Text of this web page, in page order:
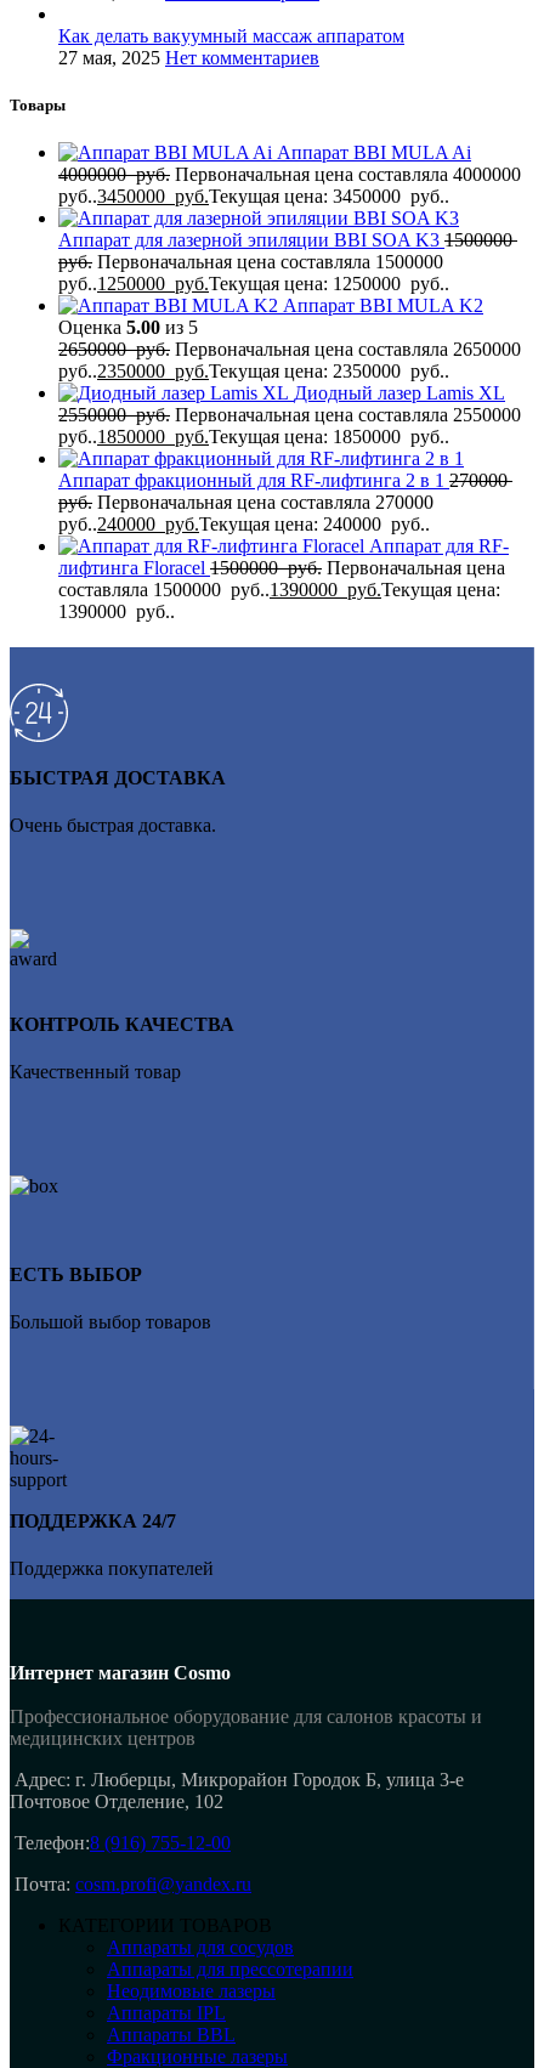
Как делать вакуумный массаж аппаратом
27 мая, 2025 Нет комментариев
Товары
Аппарат BBI MULA Ai
4000000руб. Первоначальная цена составляла 4000000
руб..3450000 руб.Текущая цена: 3450000 руб..
Аппарат для лазерной эпиляции BBI SOA K3 1500000
руб. Первоначальная цена составляла 1500000
руб..1250000 руб.Текущая цена: 1250000 руб..
Аппарат BBI MULA K2
Оценка 5.00 из 5
2650000руб. Первоначальная цена составляла 2650000
руб..2350000 руб.Текущая цена: 2350000 руб..
Диодный лазер Lamis XL
2550000руб. Первоначальная цена составляла 2550000
руб..1850000 руб.Текущая цена: 1850000 руб..
Аппарат фракционный для RF-лифтинга 2 в 1 270000
руб. Первоначальная цена составляла 270000
руб..240000 руб.Текущая цена: 240000 руб..
Аппарат для RF-
лифтинга Flоrасеl 1500000руб. Первоначальная цена
составляла 1500000 руб..1390000 руб.Текущая цена:
1390000 руб..
БЫСТРАЯ ДОСТАВКА
Очень быстрая доставка.
КОНТРОЛЬ КАЧЕСТВА
Качественный товар
ЕСТЬ ВЫБОР
Большой выбор товаров
ПОДДЕРЖКА 24/7
Поддержка покупателей
Интернет магазин Cosmo
Профессиональное оборудование для салонов красоты и
медицинских центров
Адрес: г. Люберцы, Микрорайон Городок Б, улица 3-е
Почтовое Отделение, 102
Телефон:8 (916) 755-12-00
Почта: cosm.profi@yandex.ru
КАТЕГОРИИ ТОВАРОВ
Аппараты для сосудов
Аппараты для прессотерапии
Неодимовые лазеры
Аппараты IPL
Аппараты BBL
Фракционные лазеры